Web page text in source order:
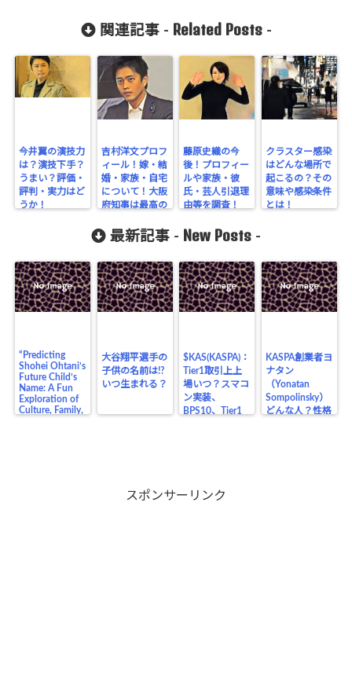
関連記事 - Related Posts-
今井翼の演技力
は？演技下手？
うまい？評価・
評判・実力はど
うか！
吉村洋文プロフ
ィール！嫁・結
婚・家族・自宅
について！大阪
府知事は最高の
藤原史織の今
後！プロフィー
ルや家族・彼
氏・芸人引退理
由等を調査！
クラスター感染
はどんな場所で
起こるの？その
意味や感染条件
とは！
最新記事 - New Posts -
“Predicting
Shohei Ohtani’s
Future Child’s
Name: A Fun
Exploration of
Culture, Family,
大谷翔平選手の
子供の名前は!?
いつ生まれる？
$KAS(KASPA)：
Tier1取引上上
場いつ？スマコ
ン実装、
BPS10、Tier1
KASPA創業者ヨ
ナタン
（Yonatan
Sompolinsky）
どんな人？性格
スポンサーリンク